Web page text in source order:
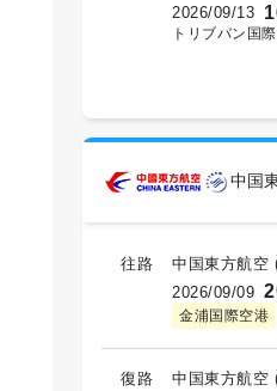
2026/09/13
トリブバン国
中国
往路 中国東方航空
2026/09/09
金浦国際空港
復路 中国東方航空